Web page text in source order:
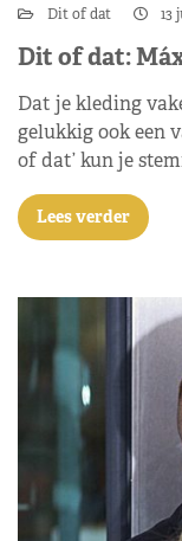
Dit of dat 13
Dit of dat:
Dat je kleding
gelukkig ook een
of dat’ kun je
Lees verder